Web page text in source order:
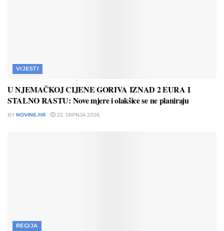
VIJESTI
U NJEMAČKOJ CIJENE GORIVA IZNAD 2 EURA I
STALNO RASTU: Nove mjere i olakšice se ne planiraju
BY NOVINE.HR 22. SRPNJA 2026.
REGIJA